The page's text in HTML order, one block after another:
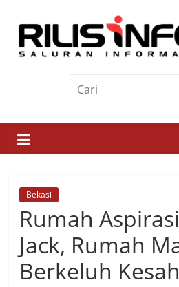
contentRilis
Saluran
Informasi
Bekasi
Rumah
Jack, Rumah
Berkeluh Kesah